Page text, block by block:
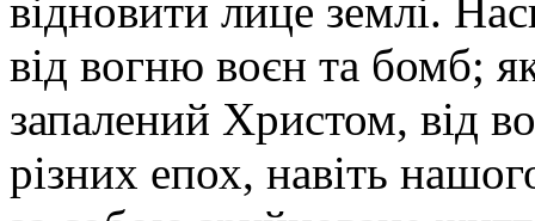
відновити лице землі.
від вогню воєн та бомб;
запалений Христом, від
різних епох, навіть